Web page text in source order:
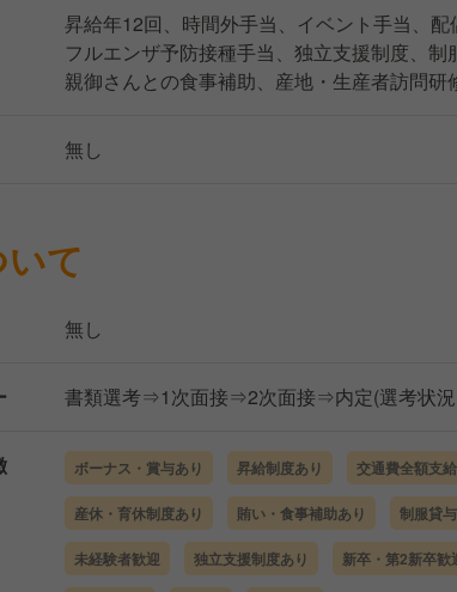
昇給年12回、時間外手当、イベント手当、
フルエンザ予防接種手当、独立支援制度、
親御さんとの食事補助、産地・生産者訪問研
無し
て
無し
書類選考⇒1次面接⇒2次面接⇒内定(選考状
ボーナス・賞与あり 昇給制度あり 交通費全額支給
産休・育休制度あり 賄い・食事補助あり 制服貸与
未経験者歓迎 独立支援制度あり 新卒・第2新卒歓